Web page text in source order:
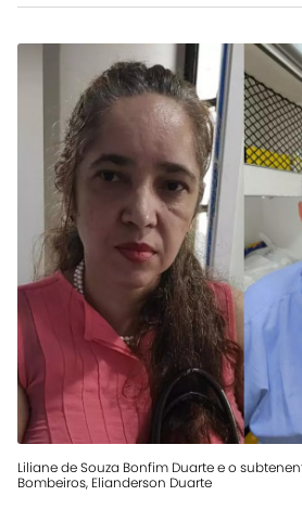
Liliane de Souza Bonfim Duarte e o
Bombeiros, Elianderson Duarte